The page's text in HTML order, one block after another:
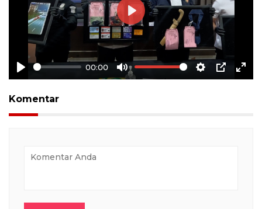
Play
00:00
Mute Settings
PIP
Play
Komentar